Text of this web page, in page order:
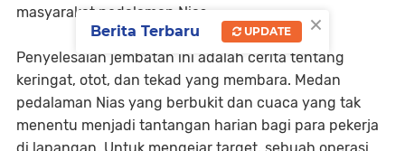
masyarakat pedalaman Nias.
Penyelesaian jembatan ini adalah cerita tentang
keringat, otot, dan tekad yang membara. Medan
pedalaman Nias yang berbukit dan cuaca yang tak
menentu menjadi tantangan harian bagi para pekerja
×
Berita Terbaru UPDATE